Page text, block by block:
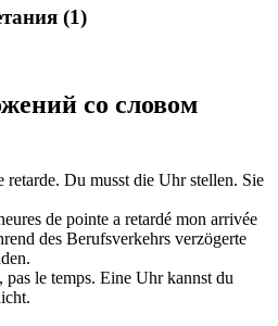
(1)
со словом
retarde. Du musst die Uhr stellen. Sie
de pointe a retardé mon arrivée
des Berufsverkehrs verzögerte
le temps. Eine Uhr kannst du